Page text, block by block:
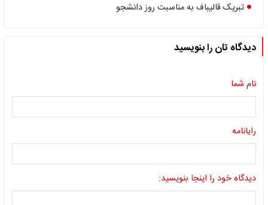
تبریک قالیباف به مناسبت روز دانشجو
دیدگاه تان را بنویسید
نام شما
رایانامه
دیدگاه خود را اینجا بنویسید: